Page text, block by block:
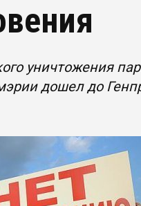
уничтожения
дошел до